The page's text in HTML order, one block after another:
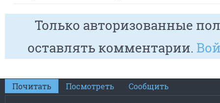
Только авторизованные
оставлять комментарии.
Почитать Посмотреть Сообщить